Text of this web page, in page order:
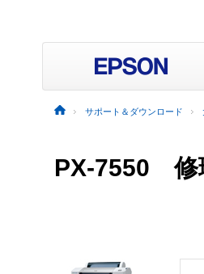
サポート＆ダウンロード
PX-7550 修